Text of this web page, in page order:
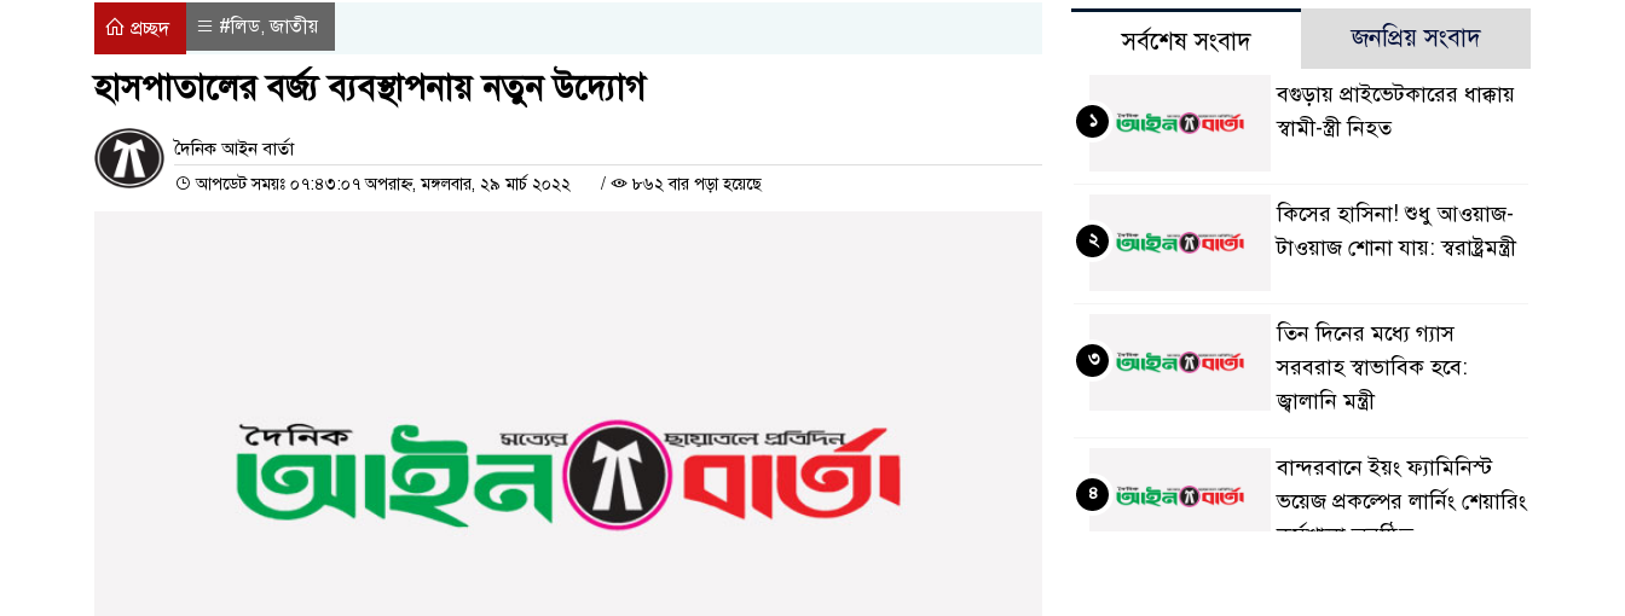
প্রচ্ছদ #লিড,জাতীয়
হাসপাতালের বর্জ্য ব্যবস্থাপনায় নতুন উদ্যোগ
দৈনিক আইন বার্তা
আপডেট সময়ঃ ০৭:৪৩:০৭ অপরাহ্ন, মঙ্গলবার, ২৯ মার্চ ২০২২ / ৮৬২ বার পড়া হয়েছে
সর্বশেষ সংবাদ জনপ্রিয় সংবাদ
বগুড়ায় প্রাইভেটকারের ধাক্কায়
স্বামী-স্ত্রী নিহত
১
কিসের হাসিনা! শুধু আওয়াজ-
টাওয়াজ শোনা যায়: স্বরাষ্ট্রমন্ত্রী
২
তিন দিনের মধ্যে গ্যাস
সরবরাহ স্বাভাবিক হবে:
জ্বালানি মন্ত্রী
৩
বান্দরবানে ইয়ং ফ্যামিনিস্ট
ভয়েজ প্রকল্পের লার্নিং শেয়ারিং
কর্মশালা অনুষ্ঠিত
৪